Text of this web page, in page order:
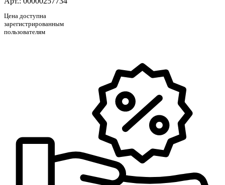
Цена доступна
зарегистрированным
пользователям